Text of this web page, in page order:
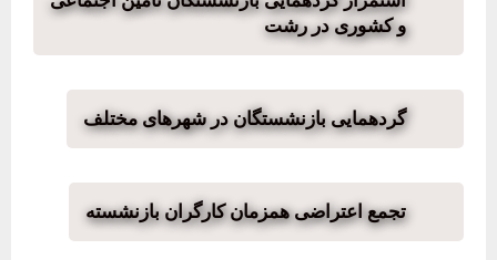
و کشوری در رشت
گردهمایی بازنشستگان در شهرهای مختلف
تجمع اعتراضی همزمان کارگران بازنشسته